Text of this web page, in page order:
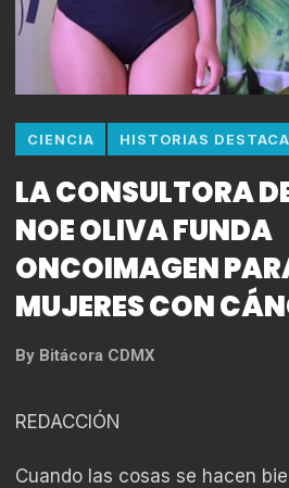
CIENCIA HISTORIAS
LA CONSULTORA
NOE OLIVA FUNDA
ONCOIMAGEN
MUJERES CON
By Bitácora CDMX
REDACCIÓN
Cuando las cosas se hacen